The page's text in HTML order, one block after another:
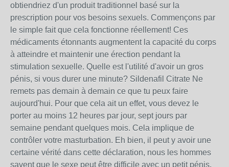
obtiendriez d'un produit traditionnel basé sur la
prescription pour vos besoins sexuels. Commençons par
le simple fait que cela fonctionne réellement! Ces
médicaments étonnants augmentent la capacité du corps
à atteindre et maintenir une érection pendant la
stimulation sexuelle. Quelle est l'utilité d'avoir un gros
pénis, si vous durer une minute? Sildenafil Citrate Ne
remets pas demain à demain ce que tu peux faire
aujourd'hui. Pour que cela ait un effet, vous devez le
porter au moins 12 heures par jour, sept jours par
semaine pendant quelques mois. Cela implique de
contrôler votre masturbation. Eh bien, il peut y avoir une
certaine vérité dans cette déclaration, nous les hommes
savent que le sexe peut être difficile avec un petit pénis.